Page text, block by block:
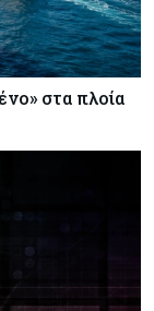
στα πλοία